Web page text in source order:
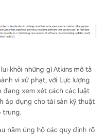
khỏi những gì Atkins mô tả
vi xử phạt, với Lực lượng
đang xem xét cách các luật
áp dụng cho tài sản kỹ thuật
trung.
năm ủng hộ các quy định rõ